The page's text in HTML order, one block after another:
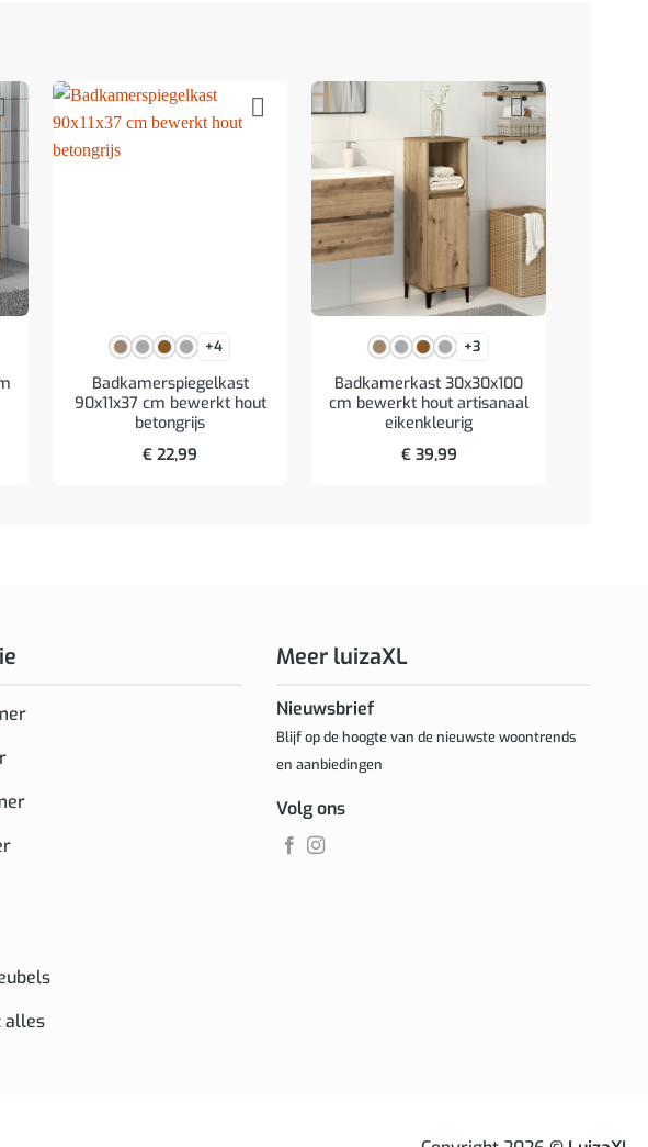
+4
Badkamerspiegelkast
90x11x37 cm bewerkt hout
betongrijs
€ 22,99
+3
Badkamerkast 30x30x100
cm bewerkt hout artisanaal
eikenkleurig
€39,99
alles
Meer luizaXL
Nieuwsbrief
Blijf op de hoogte van de nieuwste woontrends
en aanbiedingen
Volg ons